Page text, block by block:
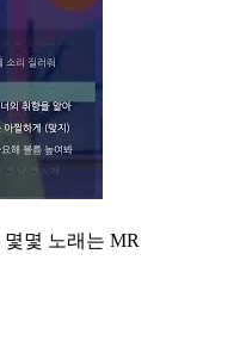
몇 노래는 MR